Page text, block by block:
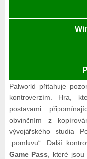
Palworld přitahuje
kontroverzím. Hra,
postavami
obviněním z
vývojářského studia
„pomluvu“. Další
Game Pass, které jsou